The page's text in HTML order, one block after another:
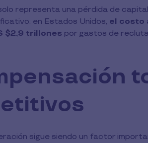
representa una pérdida de
en Estados Unidos, el costo
$2,9 trillones por gastos de
sigue siendo un factor